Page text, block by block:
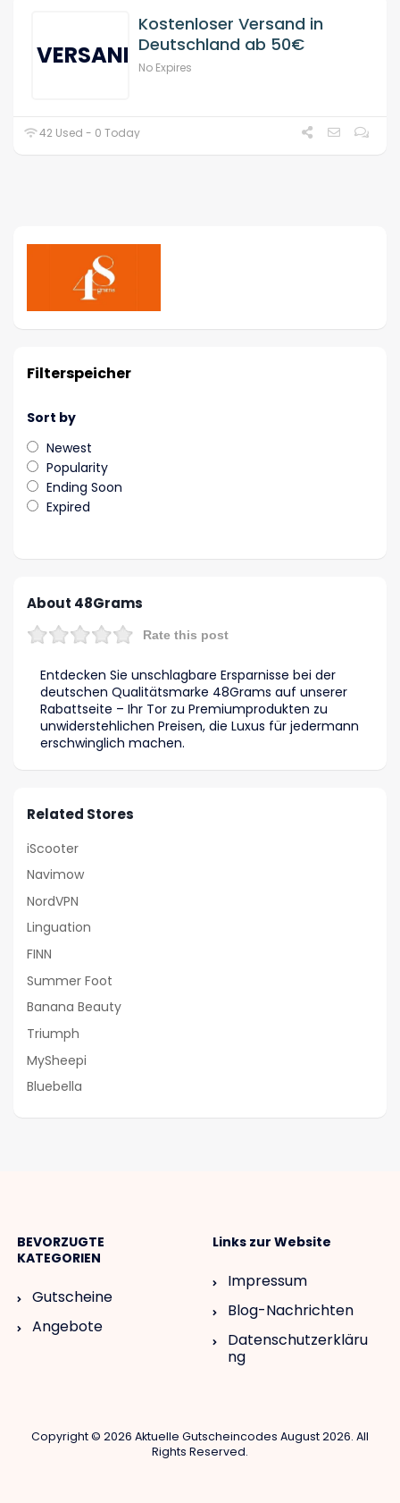
VERSAND
Kostenloser Versand in
Deutschland ab 50€
No Expires
42 Used - 0 Today
Filterspeicher
Sort by
Newest
Popularity
Ending Soon
Expired
About 48Grams
Rate this post
Entdecken Sie unschlagbare Ersparnisse bei der
deutschen Qualitätsmarke 48Grams auf unserer
Rabattseite – Ihr Tor zu Premiumprodukten zu
unwiderstehlichen Preisen, die Luxus für jedermann
erschwinglich machen.
Related Stores
iScooter
Navimow
NordVPN
Linguation
FINN
Summer Foot
Banana Beauty
Triumph
MySheepi
Bluebella
BEVORZUGTE
KATEGORIEN
Gutscheine
Angebote
Links zur Website
Impressum
Blog-Nachrichten
Datenschutzerkläru
ng
Copyright © 2026 Aktuelle Gutscheincodes August 2026. All
Rights Reserved.